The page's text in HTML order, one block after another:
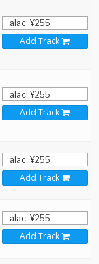
Add Track
Add Track
Add Track
Add Track